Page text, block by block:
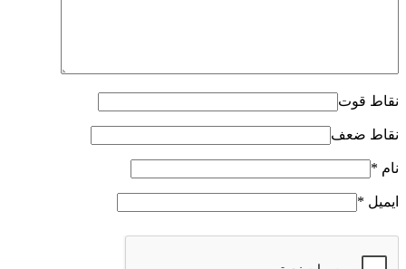
نقاط قوت
نقاط ضعف
نام *
ایمیل *